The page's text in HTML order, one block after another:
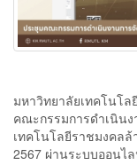
มหาวิทยาลัยเทคโนโ
คณะกรรมการดำเนิน
เทคโนโลยีราชมงคล
2567 ผ่านระบบออนไ